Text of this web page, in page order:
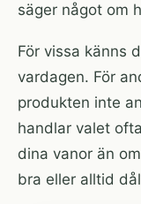
säger något om
För vissa känns
vardagen. För
produkten inte
handlar valet
dina vanor än
bra eller alltid